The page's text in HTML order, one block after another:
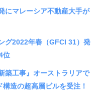
にマレーシア不動産大手が
グ2022年春（GFCI 31）発
位
築工事』オーストラリアで
造の超高層ビルを受注！